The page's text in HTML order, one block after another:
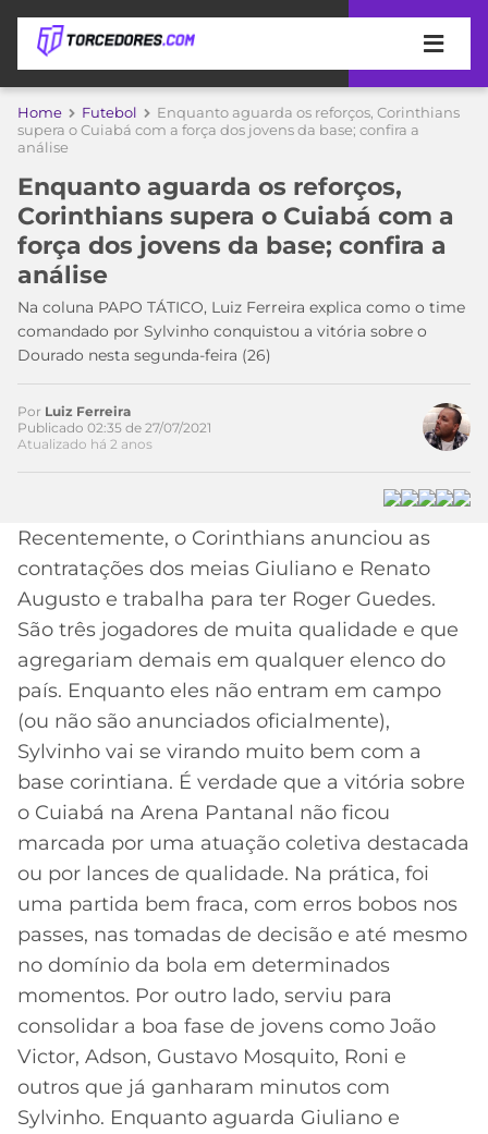
APOSTAS
APOSTA
MELHORES
SITES
DE
APOSTAS
2026
CÓDIGO
PROMOCIONAL
DE
INDICAÇÃO
BET365
CÓDIGO
BETANO
MELHORES
APPS
DE
APOSTAS
CASSINOS
ONLINE
MELHORES
CASSINOS
ONLINE
2026
ÚLTIMAS
COPA
DO
MUNDO
TIMES
MEU
TIME
SÃO
PAULO
SANTOS
FLAMENGO
FLUMINENSE
BOTAFOGO
VASCO
INTERNACIONAL
GRÊMIO
ATLÉTICO
MG
CAMPEONATOS
BRASILEIRÃO
LIBERTADORES
COPA
DO
BRASIL
PREMIER
LEAGUE
COPA
SUL-
AMERICANA
LIGA
DOS
CAMPEÕES
LALIGA
MÍDIA
DA
BOLA
PALPITES
Home Futebol
Enquanto aguarda os reforços, Corinthians
supera o Cuiabá com a força dos jovens da base; confira a
análise
Enquanto aguarda os reforços,
Corinthians supera o Cuiabá com a
força dos jovens da base; confira a
análise
Na coluna PAPO TÁTICO, Luiz Ferreira explica como o time
comandado por Sylvinho conquistou a vitória sobre o
Dourado nesta segunda-feira (26)
Acesse o perfil do autor
no Twitter
Por Luiz Ferreira
Publicado 02:35 de 27/07/2021
Atualizado há 2 anos
Recentemente, o Corinthians anunciou as
contratações dos meias Giuliano e Renato
Augusto e trabalha para ter Roger Guedes.
São três jogadores de muita qualidade e que
agregariam demais em qualquer elenco do
país. Enquanto eles não entram em campo
(ou não são anunciados oficialmente),
Sylvinho vai se virando muito bem com a
base corintiana. É verdade que a vitória sobre
o Cuiabá na Arena Pantanal não ficou
marcada por uma atuação coletiva destacada
ou por lances de qualidade. Na prática, foi
uma partida bem fraca, com erros bobos nos
passes, nas tomadas de decisão e até mesmo
no domínio da bola em determinados
momentos. Por outro lado, serviu para
consolidar a boa fase de jovens como João
Victor, Adson, Gustavo Mosquito, Roni e
outros que já ganharam minutos com
Sylvinho. Enquanto aguarda Giuliano e